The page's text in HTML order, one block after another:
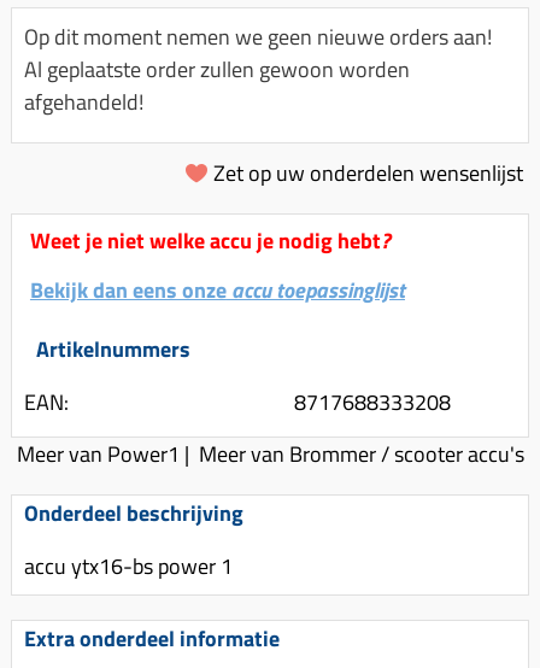
Spanningsregelaar
Toerenbegrenzer
Remlichtschakelaar
Luchtfilter (delen)
Luchtfilter deksel
Motor blokken
Membraan (delen)
Pakking (sets)
Vlotterbak pakking
Sproeiers
Spruitstuk (delen)
Uitlaten compleet
Uitlaat bocht
Radiateur (delen)
Km teller kabel
Kickstart deksel
Kickstart ronsel
Schokbrekers
Spiegels
Stuurschakelaar
Stuur (delen)
Remblokken
Rem (delen)
Remgrepen en remhendels
Remhevels
Remsegmenten
Remschijven
Kinderzitje (scooter)
Olie-onderhoudsmiddelen
Oppakbeugel
Scooterhoezen
Crossbril
Stickers
Stuurslot
Regenkleding
Vespa accessoires
Voordragers
Windschermen
Accessoires overig
Op dit moment nemen we geen nieuwe orders aan!
Al geplaatste order zullen gewoon worden
afgehandeld!
Zet op uw onderdelen wensenlijst
Weet je niet welke accu je nodig hebt?
Bekijk dan eens onzeaccu toepassinglijst
Artikelnummers
EAN:
8717688333208
Meer van Power1 | Meer van Brommer / scooter accu's
Onderdeel beschrijving
accu ytx16-bs power 1
Extra onderdeel informatie